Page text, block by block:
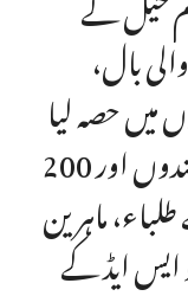
بال،
میں حصہ لیا
جس میں حکومتی اداروں کے نمائندوں اور 200
ماہرین
ایڈ کے